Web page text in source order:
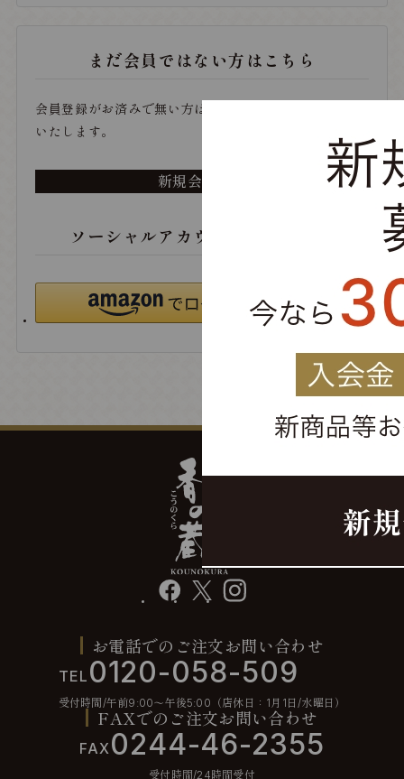
まだ会員ではない方はこちら
会員登録がお済みで無い方は、こちらから登録をお願い
いたします。
新規会員登録
ソーシャルアカウントでログイン
facebook instagram
お電話でのご注文お問い合わせ
TEL 0120-058-509
受付時間/午前9:00〜午後5:00（店休日：1月1日/水曜日）
FAXでのご注文お問い合わせ
FAX0244-46-2355
受付時間/24時間受付